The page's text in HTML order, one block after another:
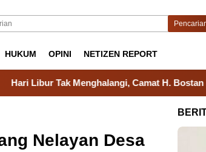
HUKUM OPINI NETIZEN REPORT
Camat H. Bostan Tika Hadir Langsung
Nelayan Desa